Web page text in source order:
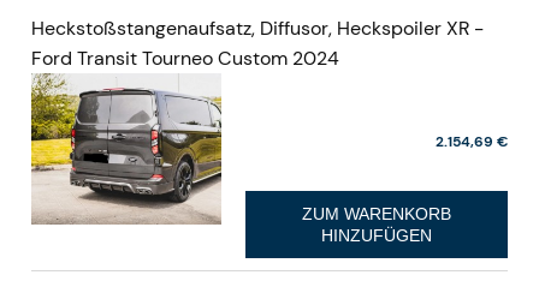
Heckstoßstangenaufsatz, Diffusor, Heckspoiler XR -
Ford Transit Tourneo Custom 2024
2.154,69 €
ZUM WARENKORB
HINZUFÜGEN